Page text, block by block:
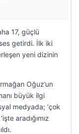
17, güçlü
getirdi. İlk iki
yeni dizinin
Oğuz’un
büyük ilgi
medyada; ‘çok
aradığımız